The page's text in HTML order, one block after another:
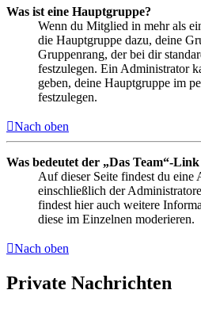
Was ist eine Hauptgruppe?
Wenn du Mitglied in mehr als
die Hauptgruppe dazu, deine
Gruppenrang, der bei dir
festzulegen. Ein Administrator
geben, deine Hauptgruppe im
festzulegen.
Nach oben
Was bedeutet der „Das Team“-
Auf dieser Seite findest du eine
einschließlich der
findest hier auch weitere
diese im Einzelnen moderieren.
Nach oben
Private Nachrichten